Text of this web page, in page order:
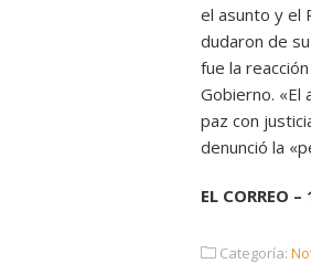
el asunto y el
dudaron de
fue la
Gobierno. «El
paz con
denunció la
EL CORREO
Categoría: